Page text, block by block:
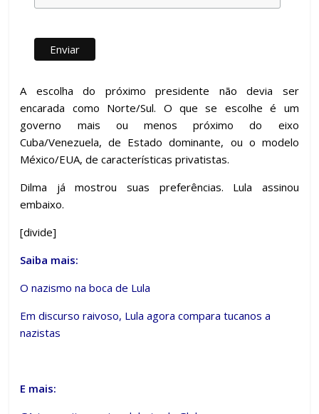
A escolha do próximo presidente não devia ser
encarada como Norte/Sul. O que se escolhe é um
governo mais ou menos próximo do eixo
Cuba/Venezuela, de Estado dominante, ou o modelo
México/EUA, de características privatistas.
Dilma já mostrou suas preferências. Lula assinou
embaixo.
[divide]
Saiba mais:
O nazismo na boca de Lula
Em discurso raivoso, Lula agora compara tucanos a
nazistas
E mais: